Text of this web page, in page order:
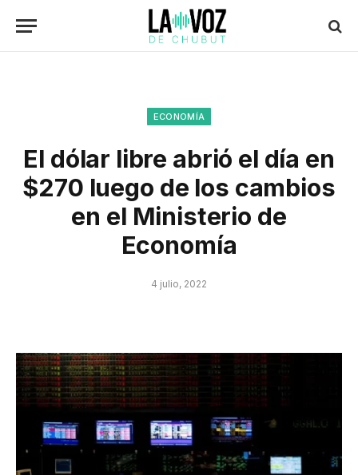
ECONOMÍA
El dólar libre abrió el día en
$270 luego de los cambios
en el Ministerio de
Economía
4 julio, 2022